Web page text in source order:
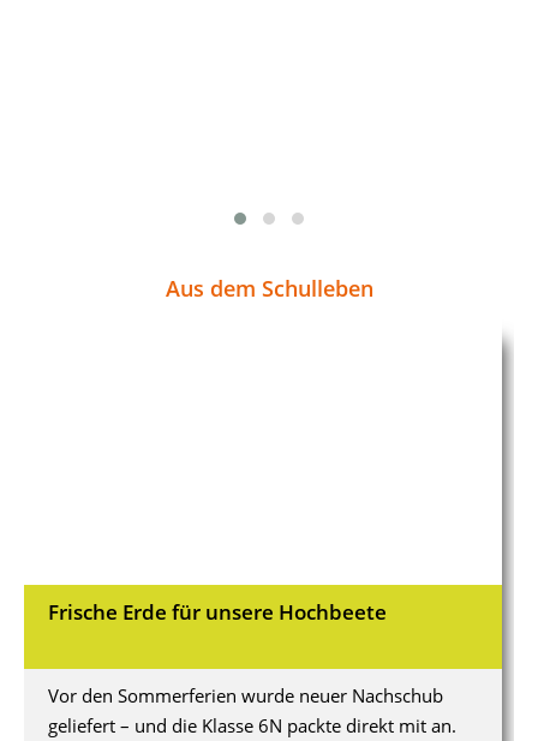
Aus dem Schulleben
Frische Erde für unsere Hochbeete
Vor den Sommerferien wurde neuer Nachschub
geliefert – und die Klasse 6N packte direkt mit an.